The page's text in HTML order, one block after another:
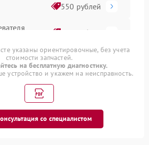
550 рублей
500 рублей
500 рублей
500 рублей
указаны ориентировочные, без учета
стоимости запчастей.
на бесплатную диагностику.
устройство и укажем на неисправность.
со специалистом